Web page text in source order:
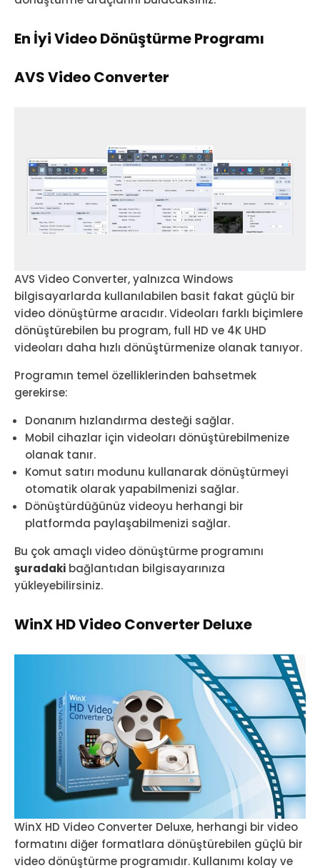
En İyi Video Dönüştürme Programı
AVS Video Converter
AVS Video Converter, yalnızca Windows
bilgisayarlarda kullanılabilen basit fakat güçlü bir
video dönüştürme aracıdır. Videoları farklı biçimlere
dönüştürebilen bu program, full HD ve 4K UHD
videoları daha hızlı dönüştürmenize olanak tanıyor.
Programın temel özelliklerinden bahsetmek
gerekirse:
Donanım hızlandırma desteği sağlar.
Mobil cihazlar için videoları dönüştürebilmenize
olanak tanır.
Komut satırı modunu kullanarak dönüştürmeyi
otomatik olarak yapabilmenizi sağlar.
Dönüştürdüğünüz videoyu herhangi bir
platformda paylaşabilmenizi sağlar.
Bu çok amaçlı video dönüştürme programını
şuradaki bağlantıdan bilgisayarınıza
yükleyebilirsiniz.
WinX HD Video Converter Deluxe
WinX HD Video Converter Deluxe, herhangi bir video
formatını diğer formatlara dönüştürebilen güçlü bir
video dönüştürme programıdır. Kullanımı kolay ve